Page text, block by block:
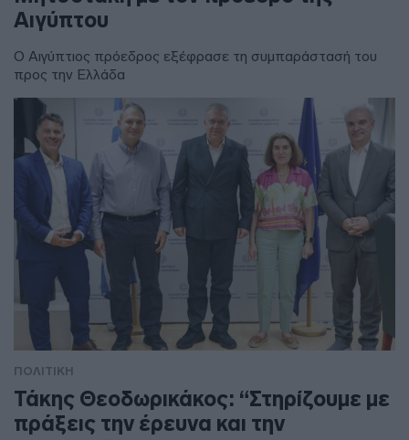
Αιγύπτου
Ο Αιγύπτιος πρόεδρος εξέφρασε τη συμπαράστασή του
προς την Ελλάδα
ΠΟΛΙΤΙΚΗ
Τάκης Θεοδωρικάκος: “Στηρίζουμε με
πράξεις την έρευνα και την